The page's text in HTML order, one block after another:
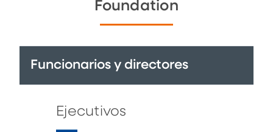
Foundation
Funcionarios y directores
Ejecutivos